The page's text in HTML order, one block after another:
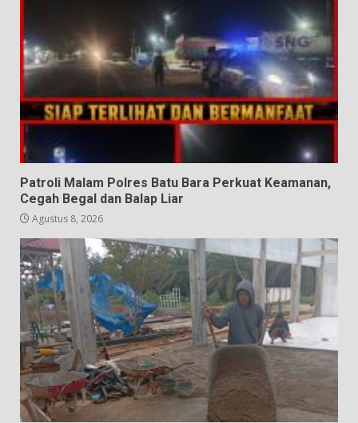
Patroli Malam Polres Batu Bara Perkuat Keamanan,
Cegah Begal dan Balap Liar
Agustus 8, 2026